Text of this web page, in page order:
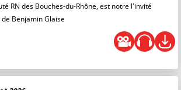
RN des Bouches-du-Rhône, est notre l'invité
Benjamin Glaise